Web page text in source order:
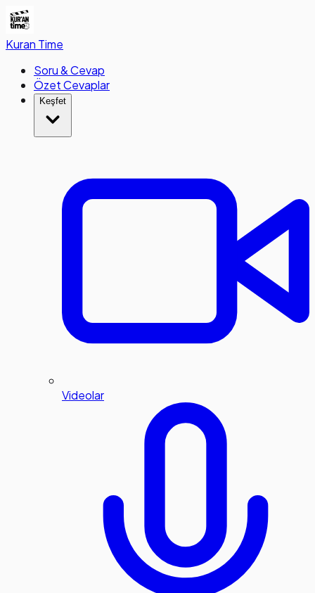
Kuran Time
Soru & Cevap
Özet Cevaplar
Keşfet
Videolar